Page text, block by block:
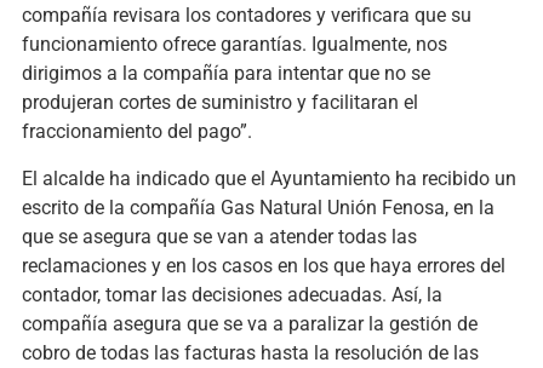
compañía revisara los contadores y verificara que su
funcionamiento ofrece garantías. Igualmente, nos
dirigimos a la compañía para intentar que no se
produjeran cortes de suministro y facilitaran el
fraccionamiento del pago”.
El alcalde ha indicado que el Ayuntamiento ha recibido un
escrito de la compañía Gas Natural Unión Fenosa, en la
que se asegura que se van a atender todas las
reclamaciones y en los casos en los que haya errores del
contador, tomar las decisiones adecuadas. Así, la
compañía asegura que se va a paralizar la gestión de
cobro de todas las facturas hasta la resolución de las